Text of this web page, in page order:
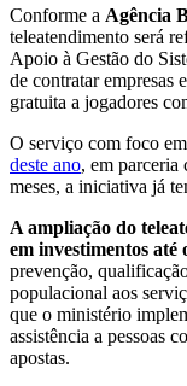
Conforme a Agência
teleatendimento será
Apoio à Gestão do
de contratar empresas
gratuita a jogadores
O serviço com foco
deste ano, em
meses, a iniciativa já
A ampliação do
em investimentos até
prevenção,
populacional aos
que o ministério
assistência a pessoas
apostas.